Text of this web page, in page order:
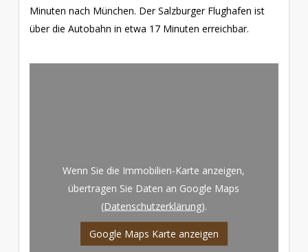
Minuten nach München. Der Salzburger Flughafen ist
über die Autobahn in etwa 17 Minuten erreichbar.
Wenn Sie die Immobilien-Karte anzeigen,
übertragen Sie Daten an Google Maps
(Datenschutzerklärung).
Google Maps Karte anzeigen